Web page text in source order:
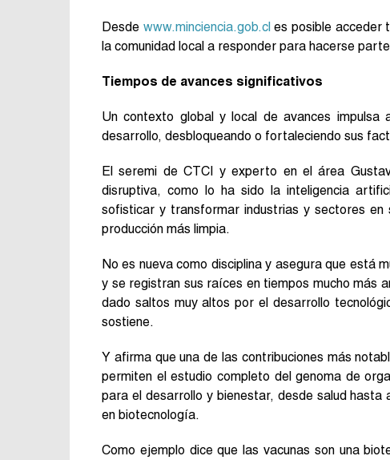
Desde www.minciencia.gob.cles posible acceder
la comunidad local a responder para hacerse
Tiempos de avances significativos
Un contexto global y local de avances
desarrollo, desbloqueando o fortaleciendo sus
El seremi de CTCI y experto en el área
disruptiva, como lo ha sido la inteligencia
sofisticar y transformar industrias y sectores
producción más limpia.
No es nueva como disciplina y asegura que está
y se registran sus raíces en tiempos mucho más
dado saltos muy altos por el desarrollo
sostiene.
Y afirma que una de las contribuciones más
permiten el estudio completo del genoma de
para el desarrollo y bienestar, desde salud hasta
en biotecnología.
Como ejemplo dice que las vacunas son una